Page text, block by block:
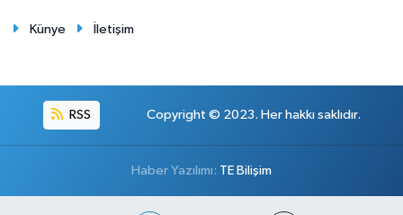
Künye İletişim
RSS Copyright © 2023. Her hakkı saklıdır.
Haber Yazılımı: TE Bilişim